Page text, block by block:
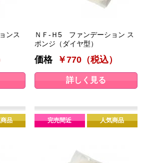
ンス
ＮＦ-Ｈ5 ファンデーション ス
ポンジ（ダイヤ型）
価格 ￥770（税込）
詳しく見る
品 完売間近 人気商品